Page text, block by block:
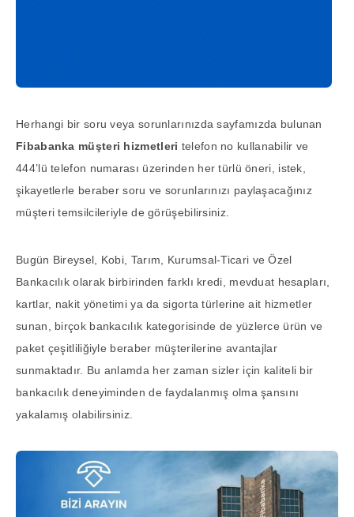
Herhangi bir soru veya sorunlarınızda sayfamızda bulunan
Fibabanka müşteri hizmetleri telefon no kullanabilir ve
444’lü telefon numarası üzerinden her türlü öneri, istek,
şikayetlerle beraber soru ve sorunlarınızı paylaşacağınız
müşteri temsilcileriyle de görüşebilirsiniz.
Bugün Bireysel, Kobi, Tarım, Kurumsal-Ticari ve Özel
Bankacılık olarak birbirinden farklı kredi, mevduat hesapları,
kartlar, nakit yönetimi ya da sigorta türlerine ait hizmetler
sunan, birçok bankacılık kategorisinde de yüzlerce ürün ve
paket çeşitliliğiyle beraber müşterilerine avantajlar
sunmaktadır. Bu anlamda her zaman sizler için kaliteli bir
bankacılık deneyiminden de faydalanmış olma şansını
yakalamış olabilirsiniz.